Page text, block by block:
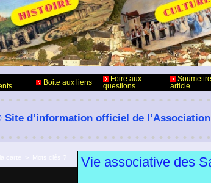
Boite aux liens
Foire aux
questions
article
d’information officiel de
Vie associative des